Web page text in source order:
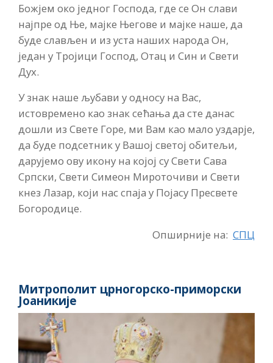
Божјем око једног Господа, где се Он слави
најпре од Ње, мајке Његове и мајке наше, да
буде слављен и из уста наших народа Он,
један у Тројици Господ, Отац и Син и Свети
Дух.
У знак наше љубави у односу на Вас,
истовремено као знак сећања да сте данас
дошли из Свете Горе, ми Вам као мало уздарје,
да буде подсетник у Вашој светој обитељи,
дарујемо ову икону на којој су Свети Сава
Српски, Свети Симеон Мироточиви и Свети
кнез Лазар, који нас спаја у Појасу Пресвете
Богородице.
Опширније на: СПЦ
Митрополит црногорско-приморски
Јоаникије